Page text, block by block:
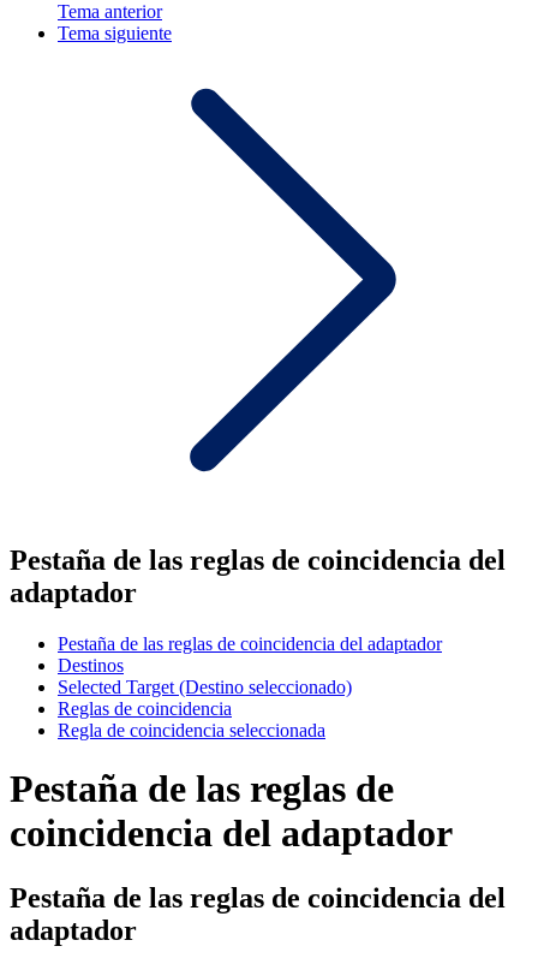
Tema anterior
Tema siguiente
Pestaña de las reglas de coincidencia del
adaptador
Pestaña de las reglas de coincidencia del adaptador
Destinos
Selected Target (Destino seleccionado)
Reglas de coincidencia
Regla de coincidencia seleccionada
Pestaña de las reglas de
coincidencia del adaptador
Pestaña de las reglas de coincidencia del
adaptador